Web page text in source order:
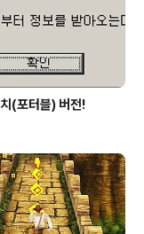
(포터블) 버전!